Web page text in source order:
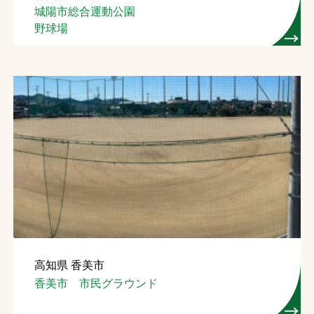
城陽市総合運動公園
野球場
高知県 香美市
香美市 市民グラウンド